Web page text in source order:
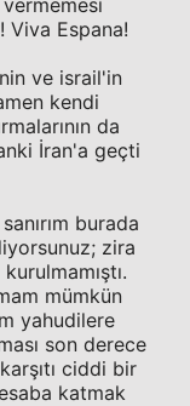
Viva Espana!
ve israil'in
kendi
da
İran'a geçti
burada
zira
mümkün
yahudilere
son derece
ciddi bir
katmak